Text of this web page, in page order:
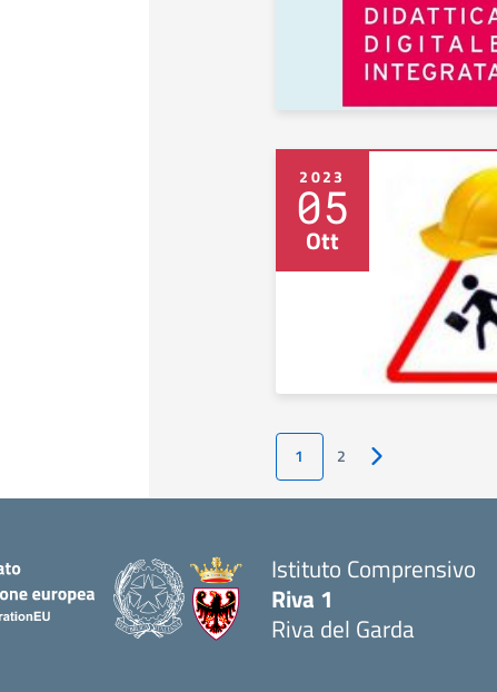
2023
05
Ott
1 2 Pagina successiva
Istituto Comprensivo
Riva 1
Riva del Garda